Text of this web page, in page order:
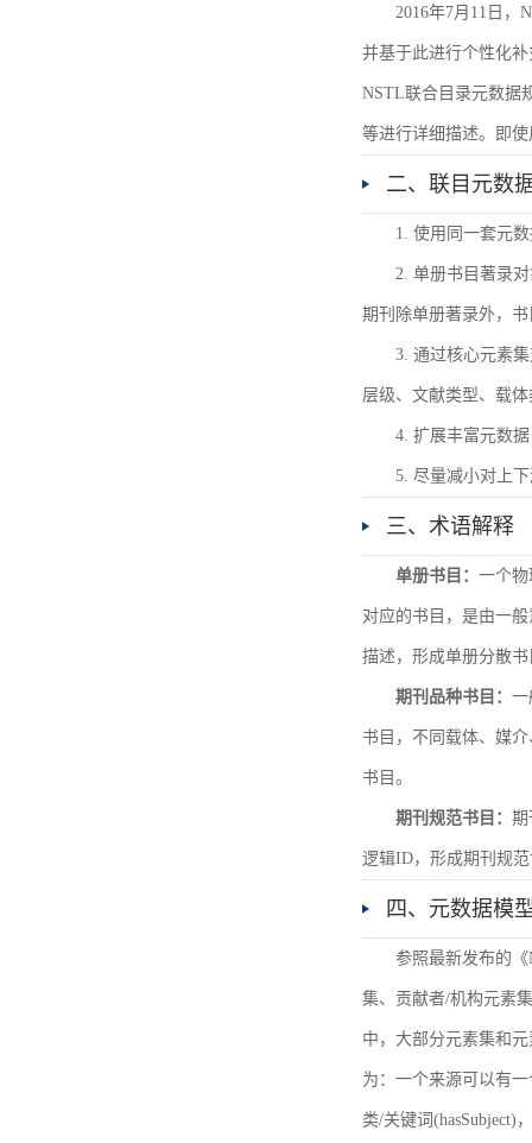
2016年7月11日，
并基于此进行个性化
NSTL联合目录元数据
等进行详细描述。即
二、联目元数
1. 使用同一套元
2. 单册书目著录
期刊除单册著录外，
3. 通过核心元素
层级、文献类型、载
4. 扩展丰富元数
5. 尽量减小对上
三、术语解释
单册书目： 一个
对应的书目，是由一
描述，形成单册分散
期刊品种书目： 一
书目，不同载体、媒
书目。
期刊规范书目： 期
逻辑ID，形成期刊规
四、元数据模
参照最新发布的
集、贡献者/机构元素
中，大部分元素集和
为：一个来源可以有
类/关键词(hasSubject)